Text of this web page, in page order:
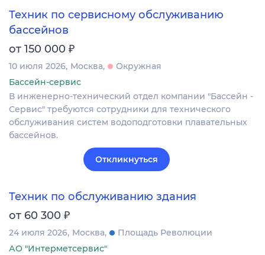
Техник по сервисному обслуживанию
бассейнов
от 150 000 ₽
10 июля 2026 Москва
Окружная
Бассейн-сервис
В инженерно-технический отдел компании "Бассейн -
Сервис" требуются сотрудники для технического
обслуживания систем водоподготовки плавательных
бассейнов.
Откликнуться
Техник по обслуживанию здания
от 60 300 ₽
24 июля 2026 Москва
Площадь Революции
АО "Интерметсервис"